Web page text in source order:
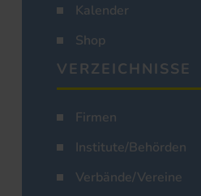
Kalender
Shop
VERZEICHNISSE
Firmen
Institute/Behörden
Verbände/Vereine